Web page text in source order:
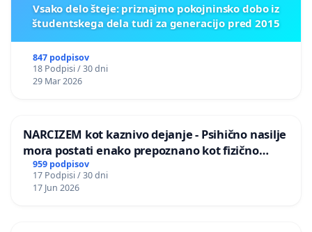
Vsako delo šteje: priznajmo pokojninsko dobo iz
študentskega dela tudi za generacijo pred 2015
847 podpisov
18 Podpisi / 30 dni
29 Mar 2026
NARCIZEM kot kaznivo dejanje - Psihično nasilje
mora postati enako prepoznano kot fizično
nasilje
959 podpisov
17 Podpisi / 30 dni
17 Jun 2026